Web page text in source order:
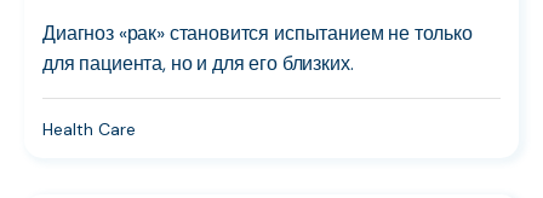
Диагноз «рак» становится испытанием не только
для пациента, но и для его близких.
Health Care